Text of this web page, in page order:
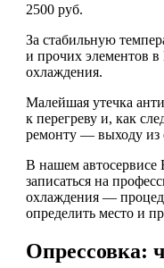
2500 руб.
За стабильную
и прочих элементов в
охлаждения.
Малейшая утечка
к перегреву и, как
ремонту — выходу из
В нашем
записаться на
охлаждения —
определить место и
Опрессовка: